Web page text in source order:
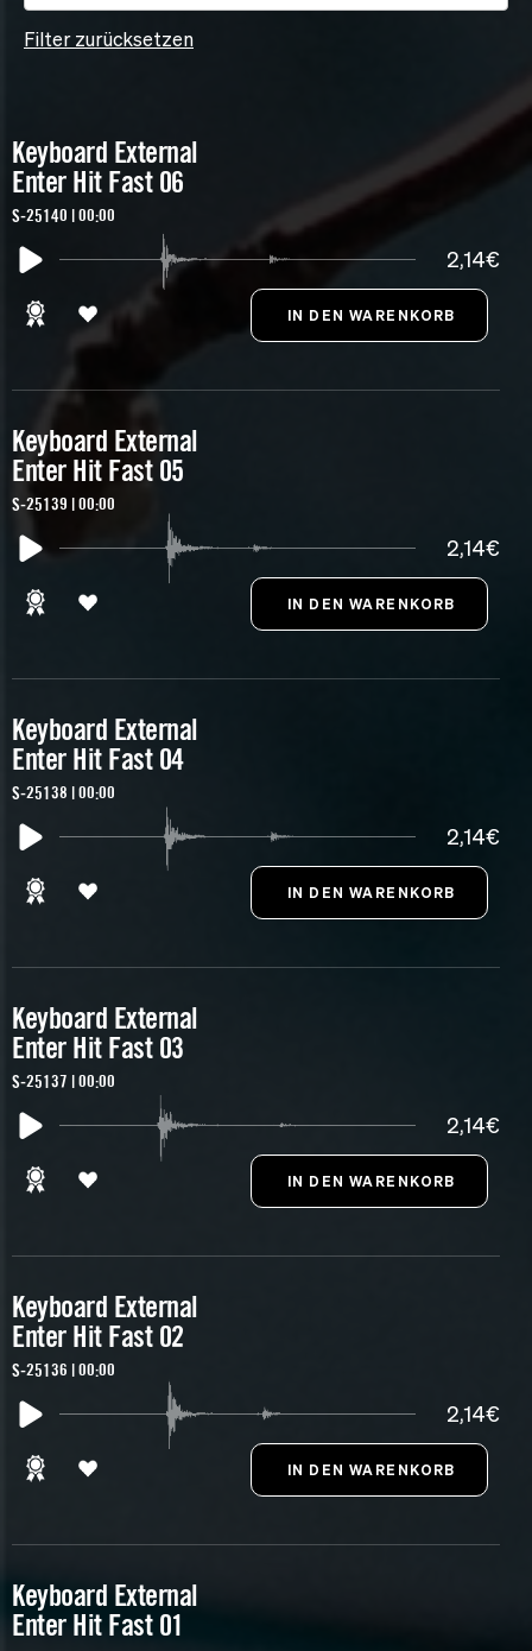
Filter zurücksetzen
Keyboard External
Enter Hit Fast 06
S-25140 | 00:00
2,14€
Keyboard External
Enter Hit Fast 05
S-25139 | 00:00
2,14€
Keyboard External
Enter Hit Fast 04
S-25138 | 00:00
2,14€
Keyboard External
Enter Hit Fast 03
S-25137 | 00:00
2,14€
Keyboard External
Enter Hit Fast 02
S-25136 | 00:00
2,14€
Keyboard External
Enter Hit Fast 01